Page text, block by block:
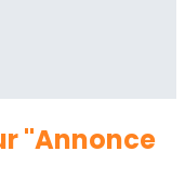
"Annonce